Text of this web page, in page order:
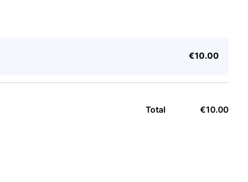
€10.00
€10.00
Total €0.00
€10.00